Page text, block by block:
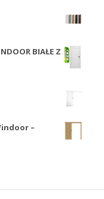
BIAŁE Z
–